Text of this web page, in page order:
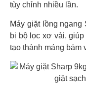
tùy chỉnh nhiều lần.
Máy giặt lồng
bị bộ lọc xơ vải,
tạo thành mảng bám